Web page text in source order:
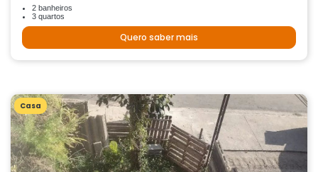
2 banheiros
3 quartos
Quero saber mais
Casa